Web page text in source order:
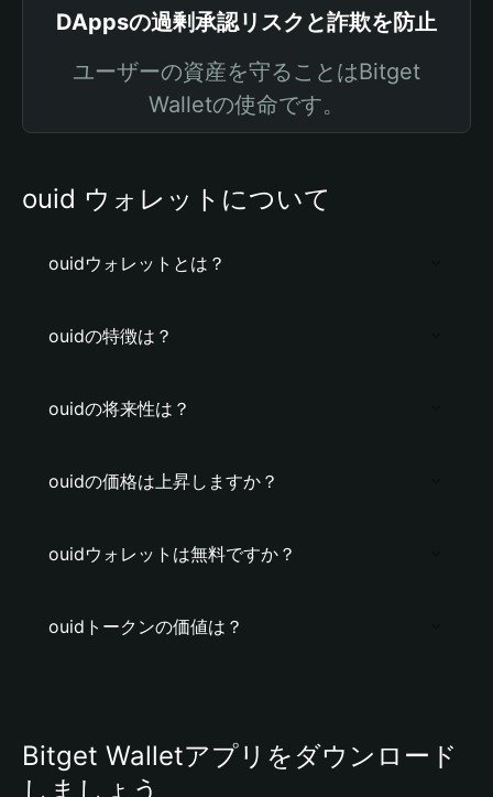
DAppsの過剰承認リスクと詐欺を防止
ユーザーの資産を守ることはBitget
Walletの使命です。
ouid ウォレットについて
ouidウォレットとは？
ouidの特徴は？
ouidの将来性は？
ouidの価格は上昇しますか？
ouidウォレットは無料ですか？
ouidトークンの価値は？
Bitget Walletアプリをダウンロード
しましょう